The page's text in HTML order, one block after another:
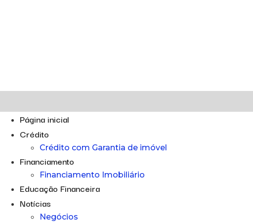
Página inicial
Crédito
Crédito com Garantia de imóvel
Financiamento
Financiamento Imobiliário
Educação Financeira
Notícias
Negócios